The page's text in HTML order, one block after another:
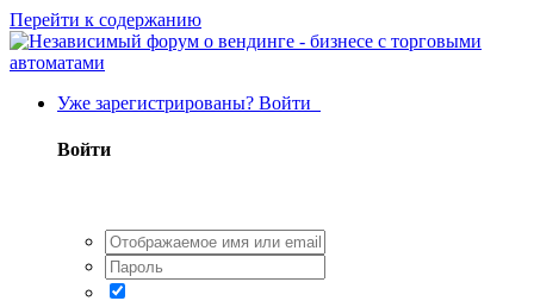
Перейти к содержанию
Уже зарегистрированы? Войти
Войти